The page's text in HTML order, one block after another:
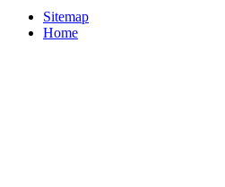
Sitemap
Home